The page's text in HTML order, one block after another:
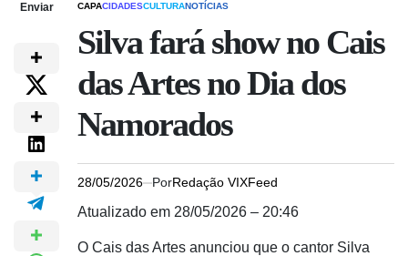
Enviar CAPACIDADESCULTURANOTÍCIAS
Silva fará show no Cais
das Artes no Dia dos
Namorados
28/05/2026 PorRedação VIXFeed
Atualizado em 28/05/2026 – 20:46
O Cais das Artes anunciou que o cantor Silva